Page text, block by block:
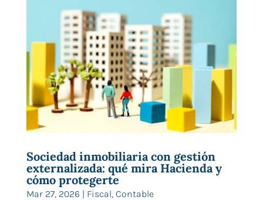
Sociedad inmobiliaria con gestión
externalizada: qué mira Hacienda y
cómo protegerte
Mar 27, 2026 | Fiscal, Contable